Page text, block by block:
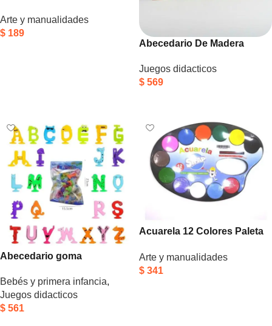
– Piki
Arte y manualidades
$ 189
Abecedario De Madera
Niños – Piki.uy
Juegos didacticos
$ 569
Abecedario goma
Bebés y primera infancia,
Juegos didacticos
$ 561
Acuarela 12 Colores Paleta
Arte y manualidades
$ 341